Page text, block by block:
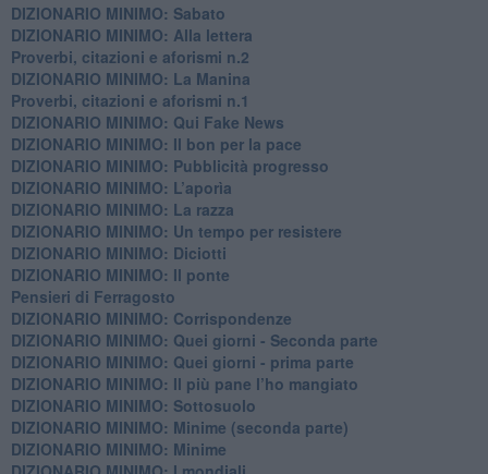
DIZIONARIO MINIMO: Sabato
​DIZIONARIO MINIMO: Alla lettera
Proverbi, citazioni e aforismi n.2
DIZIONARIO MINIMO: La Manina
​Proverbi, citazioni e aforismi n.1
DIZIONARIO MINIMO: Qui Fake News
DIZIONARIO MINIMO: ​Il bon per la pace
DIZIONARIO MINIMO: Pubblicità progresso
DIZIONARIO MINIMO: L’aporìa
DIZIONARIO MINIMO: La razza
DIZIONARIO MINIMO: Un tempo per resistere
DIZIONARIO MINIMO: Diciotti
DIZIONARIO MINIMO: Il ponte
Pensieri di Ferragosto
DIZIONARIO MINIMO: Corrispondenze
DIZIONARIO MINIMO: Quei giorni - Seconda parte
DIZIONARIO MINIMO: Quei giorni - prima parte
DIZIONARIO MINIMO: Il più pane l’ho mangiato
DIZIONARIO MINIMO: Sottosuolo
DIZIONARIO MINIMO: Minime (seconda parte)
DIZIONARIO MINIMO: Minime